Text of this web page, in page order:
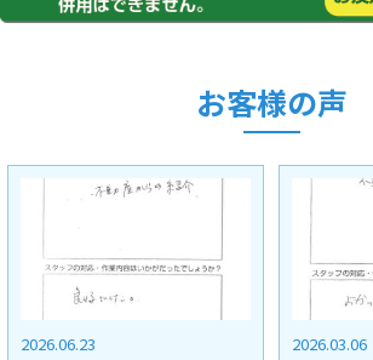
お客様の声
2026.03.06 2025.11.28